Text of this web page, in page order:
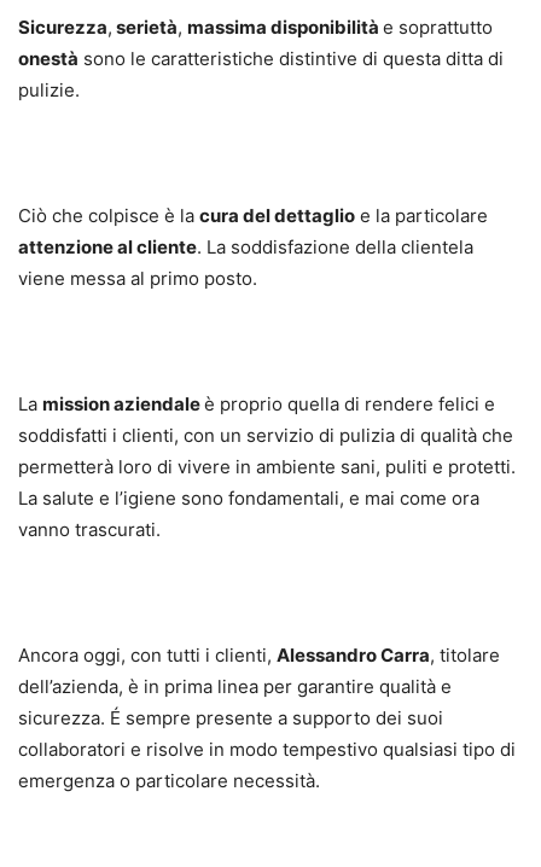
Sicurezza, serietà, massima disponibilità e soprattutto
onestà sono le caratteristiche distintive di questa ditta di
pulizie.
Ciò che colpisce è la cura del dettaglio e la particolare
attenzione al cliente. La soddisfazione della clientela
viene messa al primo posto.
La mission aziendaleè proprio quella di rendere felici e
soddisfatti i clienti, con un servizio di pulizia di qualità che
permetterà loro di vivere in ambiente sani, puliti e protetti.
La salute e l’igiene sono fondamentali, e mai come ora
vanno trascurati.
Ancora oggi, con tutti i clienti, Alessandro Carra, titolare
dell’azienda, è in prima linea per garantire qualità e
sicurezza. É sempre presente a supporto dei suoi
collaboratori e risolve in modo tempestivo qualsiasi tipo di
emergenza o particolare necessità.